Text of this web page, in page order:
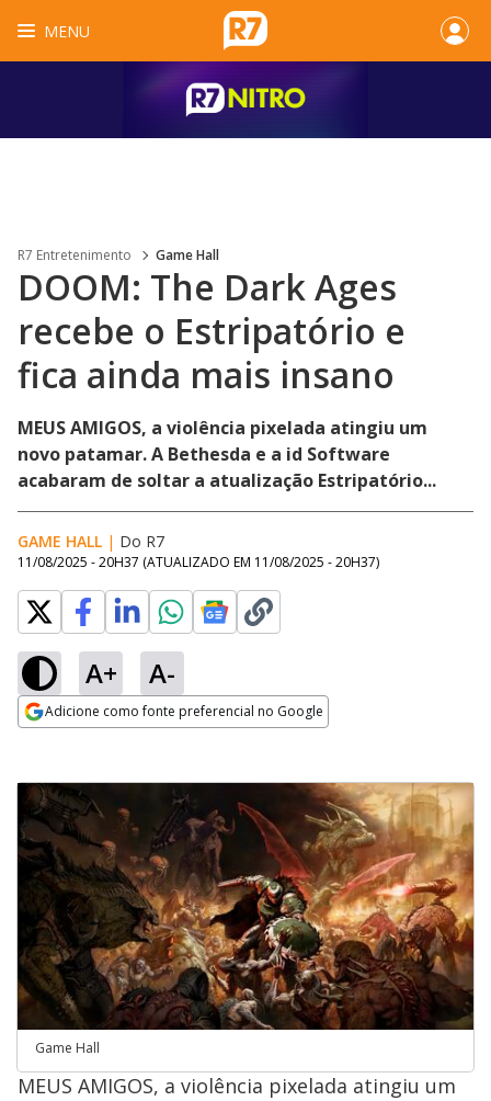
MENU
R7 Entretenimento Game Hall
DOOM: The Dark Ages
recebe o Estripatório e
fica ainda mais insano
MEUS AMIGOS, a violência pixelada atingiu um
novo patamar. A Bethesda e a id Software
acabaram de soltar a atualização Estripatório...
GAME HALL | Do R7
11/08/2025 - 20H37 (ATUALIZADO EM 11/08/2025 - 20H37)
A+ A-
Adicione como fonte preferencial no Google
Game Hall
MEUS AMIGOS, a violência pixelada atingiu um